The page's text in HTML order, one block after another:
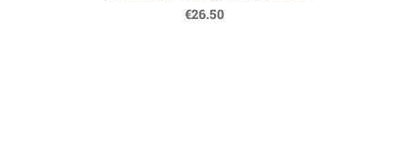
€26.50